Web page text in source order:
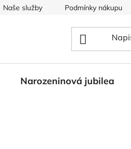
Naše služby Podmínky nákupu
Narozeninová jubilea